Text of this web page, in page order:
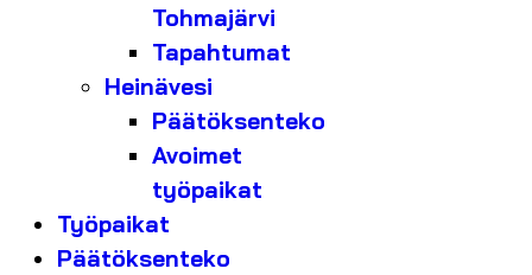
Tohmajärvi
Tapahtumat
Heinävesi
Päätöksenteko
Avoimet
työpaikat
Työpaikat
Päätöksenteko